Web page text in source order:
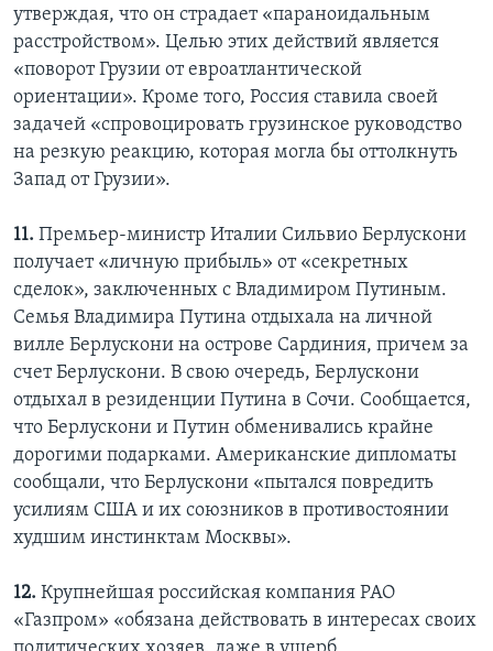
утверждая, что он страдает «параноидальным
расстройством». Целью этих действий является
«поворот Грузии от евроатлантической
ориентации». Кроме того, Россия ставила своей
задачей «спровоцировать грузинское руководство
на резкую реакцию, которая могла бы оттолкнуть
Запад от Грузии».
11. Премьер-министр Италии Сильвио Берлускони
получает «личную прибыль» от «секретных
сделок», заключенных с Владимиром Путиным.
Семья Владимира Путина отдыхала на личной
вилле Берлускони на острове Сардиния, причем за
счет Берлускони. В свою очередь, Берлускони
отдыхал в резиденции Путина в Сочи. Сообщается,
что Берлускони и Путин обменивались крайне
дорогими подарками. Американские дипломаты
сообщали, что Берлускони «пытался повредить
усилиям США и их союзников в противостоянии
худшим инстинктам Москвы».
12. Крупнейшая российская компания РАО
«Газпром» «обязана действовать в интересах своих